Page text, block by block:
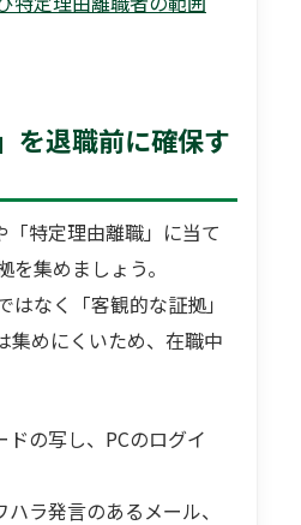
を退職前に確保す
「特定理由離職」に当て
集めましょう。
なく「客観的な証拠」
集めにくいため、在職中
ドの写し、PCのログイ
ハラ発言のあるメール、